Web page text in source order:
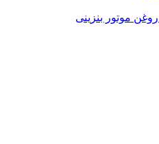
موتور بنزینی